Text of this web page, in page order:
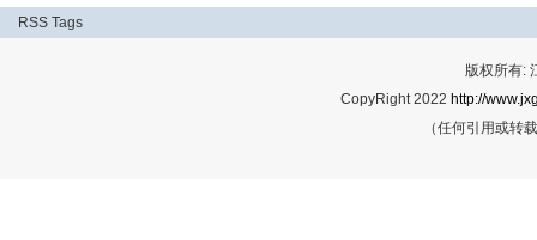
RSS Tags
版权所有:
CopyRight 2022 http://
（任何引用或转